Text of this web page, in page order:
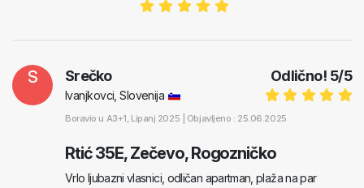
S Odlično! 5/5
Srečko
Ivanjkovci, Slovenija
Boravio u A3+1, Lipanj 2025 | Objavljeno : 25.06.2025
Rtić 35E, Zečevo, Rogozničko
Vrlo ljubazni vlasnici, odličan apartman, plaža na par